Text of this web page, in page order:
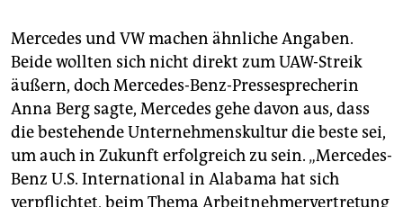
Mercedes und VW machen ähnliche Angaben.
Beide wollten sich nicht direkt zum UAW-Streik
äußern, doch Mercedes-Benz-Pressesprecherin
Anna Berg sagte, Mercedes gehe davon aus, dass
die bestehende Unternehmenskultur die beste sei,
um auch in Zukunft erfolgreich zu sein. „Mercedes-
Benz U.S. International in Alabama hat sich
verpflichtet, beim Thema Arbeitnehmervertretung